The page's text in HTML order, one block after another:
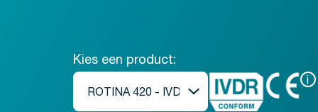
Kies een product:
i